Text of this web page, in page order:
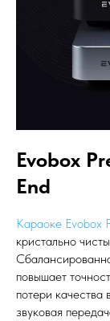
Evobox
End
Караоке Evobox
кристально
повышает
потери
звуковая